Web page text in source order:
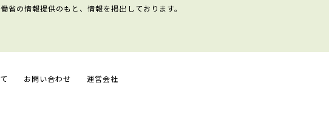
の情報提供のもと、情報を掲出しております。
お問い合わせ 運営会社